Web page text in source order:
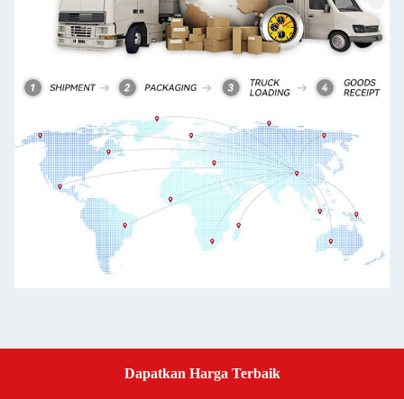
Dapatkan Harga TerbaikGet a Quote